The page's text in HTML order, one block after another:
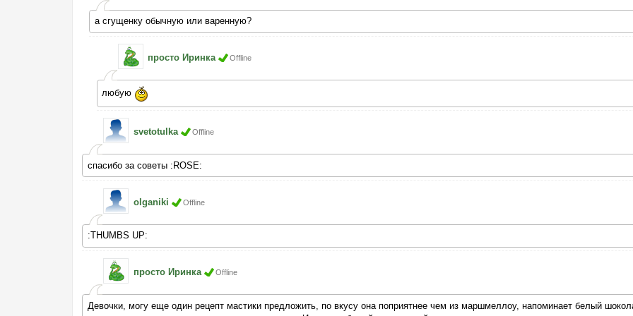
а сгущенку обычную или варенную?
просто Иринка Offline
любую
svetotulka Offline
спасибо за советы :ROSE:
olganiki Offline
:THUMBS UP:
просто Иринка Offline
Девочки, могу еще один рецепт мастики предложить, по вкусу она поприятнее чем из маршмеллоу, напоминает белый